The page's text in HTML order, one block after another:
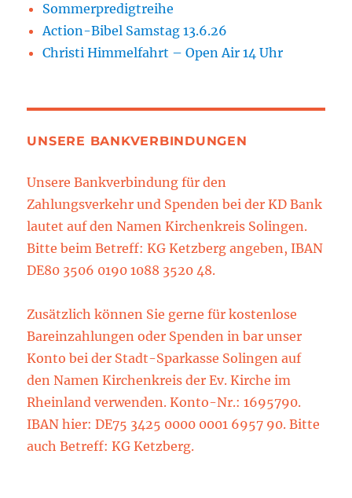
Sommerpredigtreihe
Action-Bibel Samstag 13.6.26
Christi Himmelfahrt – Open Air 14 Uhr
UNSERE BANKVERBINDUNGEN
Unsere Bankverbindung für den
Zahlungsverkehr und Spenden bei der KD Bank
lautet auf den Namen Kirchenkreis Solingen.
Bitte beim Betreff: KG Ketzberg angeben, IBAN
DE80 3506 0190 1088 3520 48.
Zusätzlich können Sie gerne für kostenlose
Bareinzahlungen oder Spenden in bar unser
Konto bei der Stadt-Sparkasse Solingen auf
den Namen Kirchenkreis der Ev. Kirche im
Rheinland verwenden. Konto-Nr.: 1695790.
IBAN hier: DE75 3425 0000 0001 6957 90. Bitte
auch Betreff: KG Ketzberg.